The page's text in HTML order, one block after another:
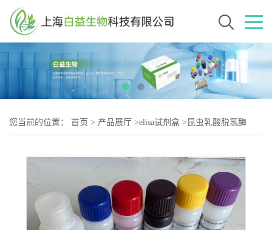
您当前的位置： 首页 > 产品展厅 >elisa试剂盒 > 昆虫乳酸脱氢酶